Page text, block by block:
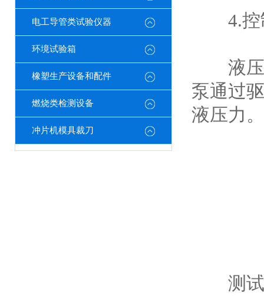
电工导管类试验仪器
环境试验箱
橡塑生产设备和配件
燃烧类检测设备
冲片机模具裁刀
4.控制
液压
泵通过
液压力
测试